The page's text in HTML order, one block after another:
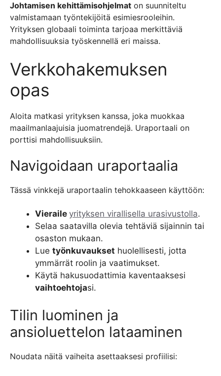
Johtamisen kehittämisohjelmat on suunniteltu
valmistamaan työntekijöitä esimiesrooleihin.
Yrityksen globaali toiminta tarjoaa merkittäviä
mahdollisuuksia työskennellä eri maissa.
Verkkohakemuksen
opas
Aloita matkasi yrityksen kanssa, joka muokkaa
maailmanlaajuisia juomatrendejä. Uraportaali on
porttisi mahdollisuuksiin.
Navigoidaan uraportaalia
Tässä vinkkejä uraportaalin tehokkaaseen käyttöön:
Vieraile yrityksen virallisella urasivustolla.
Selaa saatavilla olevia tehtäviä sijainnin tai
osaston mukaan.
Lue työnkuvaukset huolellisesti, jotta
ymmärrät roolin ja vaatimukset.
Käytä hakusuodattimia kaventaaksesi
vaihtoehtojasi.
Tilin luominen ja
ansioluettelon lataaminen
Noudata näitä vaiheita asettaaksesi profiilisi: